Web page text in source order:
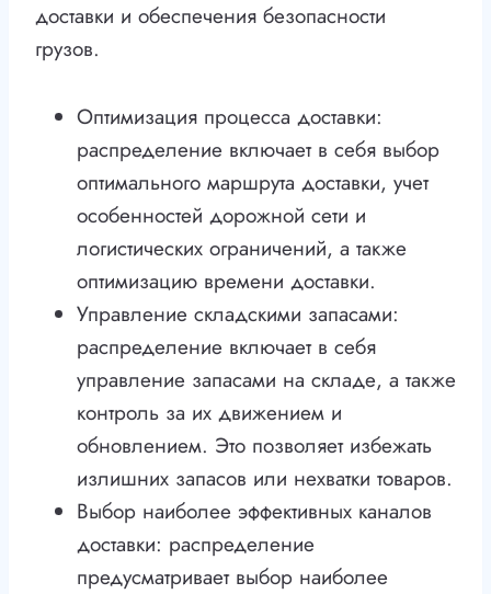
доставки и обеспечения безопасности
грузов.
Оптимизация процесса доставки:
распределение включает в себя выбор
оптимального маршрута доставки, учет
особенностей дорожной сети и
логистических ограничений, а также
оптимизацию времени доставки.
Управление складскими запасами:
распределение включает в себя
управление запасами на складе, а также
контроль за их движением и
обновлением. Это позволяет избежать
излишних запасов или нехватки товаров.
Выбор наиболее эффективных каналов
доставки: распределение
предусматривает выбор наиболее